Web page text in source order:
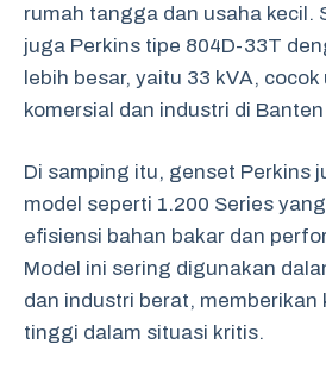
rumah tangga dan usaha kecil.
juga Perkins tipe 804D-33T
lebih besar, yaitu 33 kVA,
komersial dan industri di
Di samping itu, genset Perkins
model seperti 1.200 Series
efisiensi bahan bakar dan
Model ini sering digunakan
dan industri berat, memberikan
tinggi dalam situasi kritis.